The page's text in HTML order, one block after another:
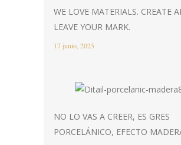
WE LOVE MATERIALS. CREATE
LEAVE YOUR MARK.
17 junio, 2025
NO LO VAS A CREER, ES GRES
PORCELÁNICO, EFECTO